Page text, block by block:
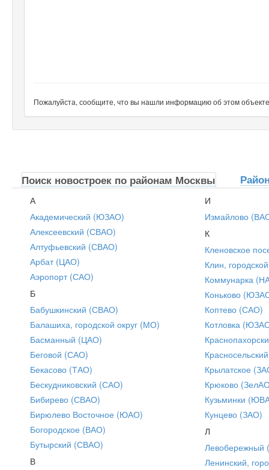
Пожалуйста, сообщите, что вы нашли информацию об этом
Поиск новостроек по районам Москвы
А
Академический (ЮЗАО)
Алексеевский (СВАО)
Алтуфьевский (СВАО)
Арбат (ЦАО)
Аэропорт (САО)
Б
Бабушкинский (СВАО)
Балашиха, городской округ (МО)
Басманный (ЦАО)
Беговой (САО)
Бекасово (ТАО)
Бескудниковский (САО)
Бибирево (СВАО)
Бирюлево Восточное (ЮАО)
Богородское (ВАО)
Бутырский (СВАО)
В
И
Измайлово
К
Кленовское
Клин,
Коммунарка
Коньково
Коптево (САО)
Котловка
Крылатское
Крюково
Кузьминки
Кунцево (ЗАО)
Л
Ленинский,